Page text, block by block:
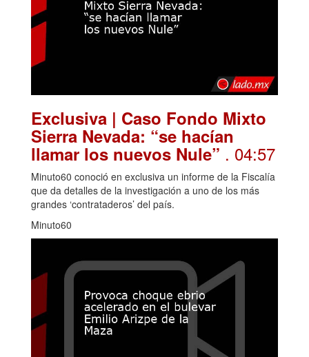
Exclusiva | Caso Fondo Mixto
Sierra Nevada: “se hacían
llamar los nuevos Nule” . 04:57
Minuto60 conoció en exclusiva un informe de la Fiscalía
que da detalles de la investigación a uno de los más
grandes ‘contrataderos’ del país.
Minuto60